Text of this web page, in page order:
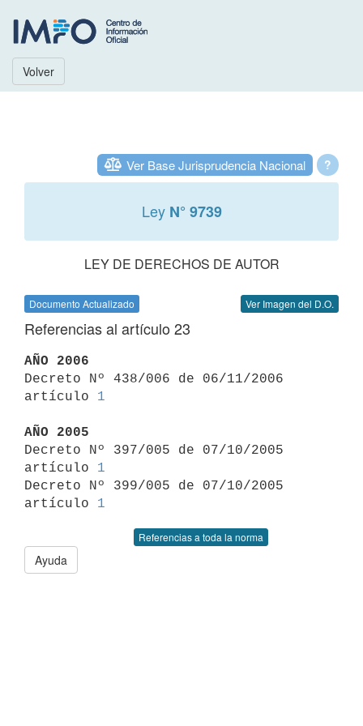
Volver
?
Ver Base Jurisprudencia Nacional
Ley N° 9739
LEY DE DERECHOS DE AUTOR
Documento Actualizado Ver Imagen del D.O.
Referencias al artículo 23
AÑO 2006
Decreto Nº 438/006 de 06/11/2006
artículo 1
AÑO 2005
Decreto Nº 397/005 de 07/10/2005
artículo 1
Decreto Nº 399/005 de 07/10/2005
artículo 1
Referencias a toda la norma
Ayuda